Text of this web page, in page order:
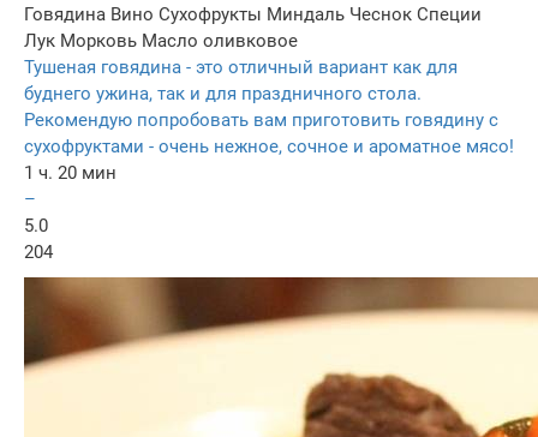
Говядина Вино Сухофрукты Миндаль Чеснок Специи
Лук Морковь Масло оливковое
Тушеная говядина - это отличный вариант как для
буднего ужина, так и для праздничного стола.
Рекомендую попробовать вам приготовить говядину с
сухофруктами - очень нежное, сочное и ароматное мясо!
1 ч. 20 мин
–
5.0
204